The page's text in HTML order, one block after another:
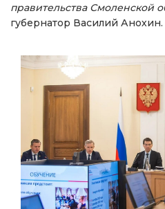
правительства Смоленской
губернатор Василий Анохин.